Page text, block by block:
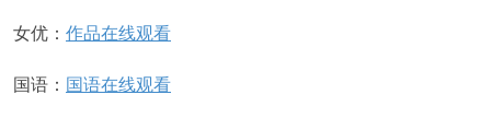
女优： 作品在线观看
国语： 国语在线观看